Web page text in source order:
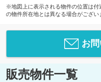
※地図上に表示される物件の位置は付
の物件所在地とは異なる場合がござい
お
販売物件一覧